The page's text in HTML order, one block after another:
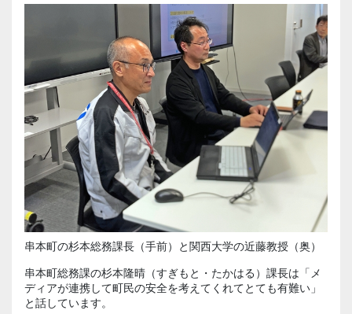
串本町の杉本総務課長（手前）と関西大学の近藤教授（奥）
串本町総務課の杉本隆晴 （すぎもと・たかはる）課長は「メ
ディアが連携して町民の安全を考えてくれてとても有難い」
と話しています。